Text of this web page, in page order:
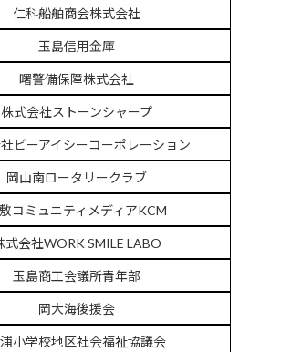
仁科船舶商会株式会社
玉島信用金庫
曙警備保障株式会社
株式会社ストーンシャープ
ビーアイシーコーポレーション
岡山南ロータリークラブ
コミュニティメディアKCM
式会社WORK SMILE LABO
玉島商工会議所青年部
岡大海後援会
小学校地区社会福祉協議会